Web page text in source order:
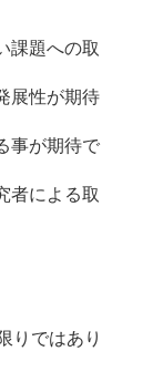
課題への取
展性が期待
事が期待で
者による取
りではあり